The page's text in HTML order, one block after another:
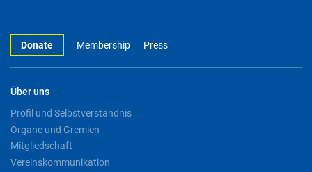
Donate Membership Press
Über uns
Profil und Selbstverständnis
Organe und Gremien
Mitgliedschaft
Vereinskommunikation